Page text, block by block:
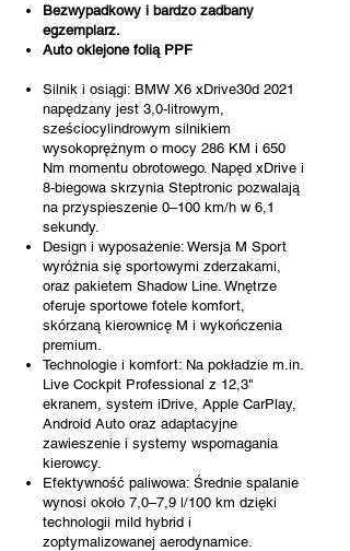
Bezwypadkowy i bardzo zadbany
egzemplarz.
Auto oklejone folią PPF
Silnik i osiągi: BMW X6 xDrive30d 2021
napędzany jest 3,0-litrowym,
sześciocylindrowym silnikiem
wysokoprężnym o mocy 286 KM i 650
Nm momentu obrotowego. Napęd xDrive i
8-biegowa skrzynia Steptronic pozwalają
na przyspieszenie 0–100 km/h w 6,1
sekundy.
Design i wyposażenie: Wersja M Sport
wyróżnia się sportowymi zderzakami,
oraz pakietem Shadow Line. Wnętrze
oferuje sportowe fotele komfort,
skórzaną kierownicę M i wykończenia
premium.
Technologie i komfort: Na pokładzie m.in.
Live Cockpit Professional z 12,3"
ekranem, system iDrive, Apple CarPlay,
Android Auto oraz adaptacyjne
zawieszenie i systemy wspomagania
kierowcy.
Efektywność paliwowa: Średnie spalanie
wynosi około 7,0–7,9 l/100 km dzięki
technologii mild hybrid i
zoptymalizowanej aerodynamice.